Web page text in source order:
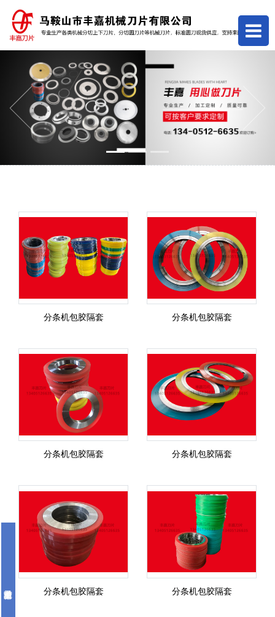
Previous
分条机包胶隔套 分条机包胶隔套
分条机包胶隔套 分条机包胶隔套
分条机包胶隔套 分条机包胶隔套